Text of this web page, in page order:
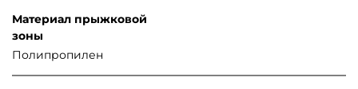
Материал прыжковой
зоны
Полипропилен